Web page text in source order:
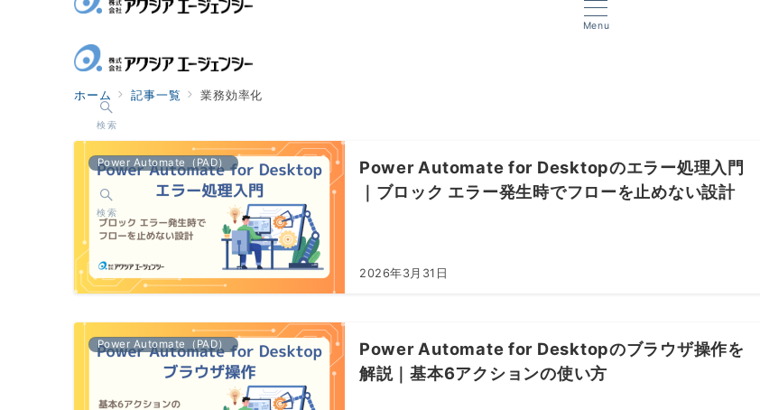
Menu
検索
検索
ホーム 記事一覧 業務効率化
Power Automate（PAD）
Power Automate for Desktopのエラー処理入門
｜ブロック エラー発生時でフローを止めない設計
2026年3月31日
Power Automate（PAD）
Power Automate for Desktopのブラウザ操作を
解説｜基本6アクションの使い方